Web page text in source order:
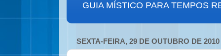
GUIA MÍSTICO PARA TEMPOS
SEXTA-FEIRA, 29 DE OUTUBRO DE 2010